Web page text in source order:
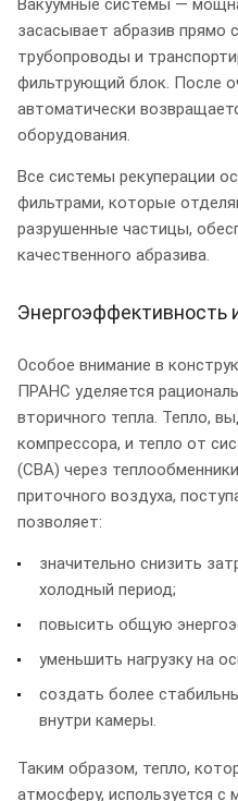
Вакуумные системы —
засасывает абразив прямо
трубопроводы и
фильтрующий блок. После
автоматически
оборудования.
Все системы рекуперации
фильтрами, которые
разрушенные частицы,
качественного абразива.
Энергоэффективность
Особое внимание в
ПРАНС уделяется
вторичного тепла. Тепло,
компрессора, и тепло от
(СВА) через
приточного воздуха,
позволяет:
значительно снизить
холодный период;
повысить общую
уменьшить нагрузку на
создать более
внутри камеры.
Таким образом, тепло,
атмосферу, используется с